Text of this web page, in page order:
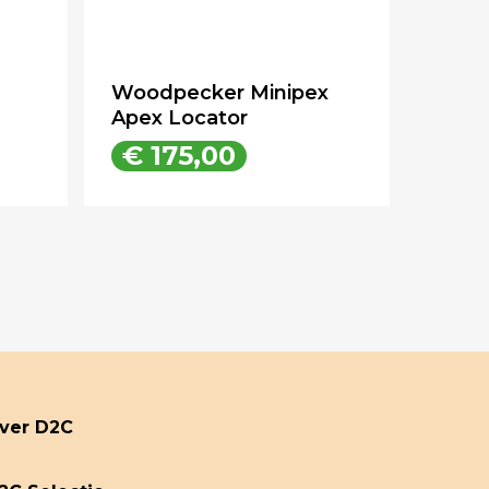
Woodpecker Minipex
Apex Locator
€ 175,00
€175,00
D2C